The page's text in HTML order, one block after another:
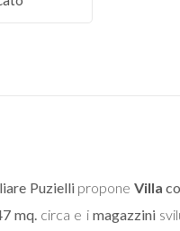
Puzielli propone Villa
mq. circa e i magazzini